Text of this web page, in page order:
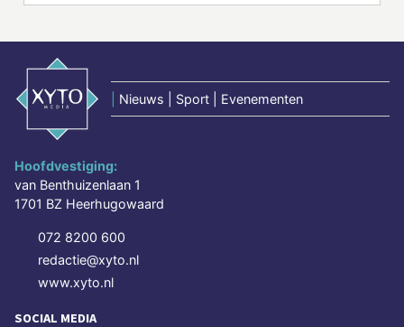
Nieuws | Sport | Evenementen
Hoofdvestiging:
van Benthuizenlaan 1
1701 BZ Heerhugowaard
072 8200 600
redactie@xyto.nl
www.xyto.nl
SOCIAL MEDIA